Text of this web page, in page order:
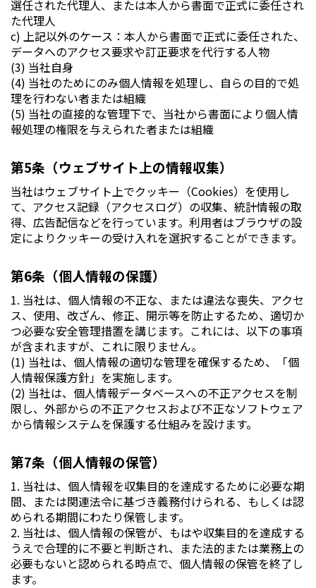
選任された代理人、または本人から書面で正式に委任され
た代理人
c) 上記以外のケース：本人から書面で正式に委任された、
データへのアクセス要求や訂正要求を代行する人物
(3) 当社自身
(4) 当社のためにのみ個人情報を処理し、自らの目的で処
理を行わない者または組織
(5) 当社の直接的な管理下で、当社から書面により個人情
報処理の権限を与えられた者または組織
第5条（ウェブサイト上の情報収集）
当社はウェブサイト上でクッキー（Cookies）を使用し
て、アクセス記録（アクセスログ）の収集、統計情報の取
得、広告配信などを行っています。利用者はブラウザの設
定によりクッキーの受け入れを選択することができます。
第6条（個人情報の保護）
1. 当社は、個人情報の不正な、または違法な喪失、アクセ
ス、使用、改ざん、修正、開示等を防止するため、適切か
つ必要な安全管理措置を講じます。これには、以下の事項
が含まれますが、これに限りません。
(1) 当社は、個人情報の適切な管理を確保するため、「個
人情報保護方針」を実施します。
(2) 当社は、個人情報データベースへの不正アクセスを制
限し、外部からの不正アクセスおよび不正なソフトウェア
から情報システムを保護する仕組みを設けます。
第7条（個人情報の保管）
1. 当社は、個人情報を収集目的を達成するために必要な期
間、または関連法令に基づき義務付けられる、もしくは認
められる期間にわたり保管します。
2. 当社は、個人情報の保管が、もはや収集目的を達成する
うえで合理的に不要と判断され、また法的または業務上の
必要もないと認められる時点で、個人情報の保管を終了し
ます。